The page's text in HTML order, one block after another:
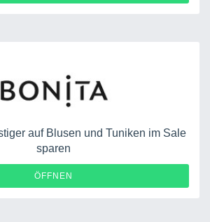
auf Blusen und Tuniken im Sale
sparen
ÖFFNEN